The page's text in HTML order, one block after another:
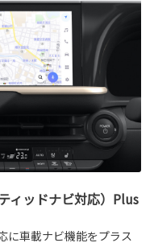
ィッドナビ対応）Plus
に車載ナビ機能をプラス